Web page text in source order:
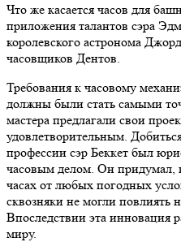
Что же касается часов для
приложения талантов сэра
королевского астронома
часовщиков Дентов.
Требования к часовому
должны были стать самыми
мастера предлагали свои
удовлетворительным.
профессии сэр Беккет был
часовым делом. Он придумал,
часах от любых погодных
сквозняки не могли повлиять
Впоследствии эта инновация
миру.